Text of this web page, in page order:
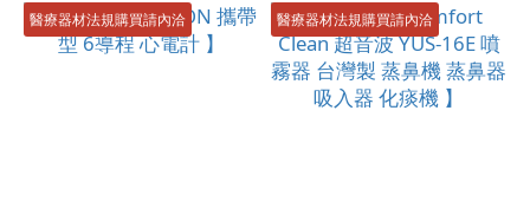
醫療器材法規購買請內洽 醫療器材法規購買請內洽